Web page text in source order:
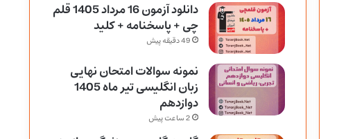
دانلود آزمون 16 مرداد 1405 قلم
چی + پاسخنامه + کلید
49 دقیقه پیش
نمونه سوالات امتحان نهایی
زبان انگلیسی تیر ماه 1405
دوازدهم
2 ساعت پیش